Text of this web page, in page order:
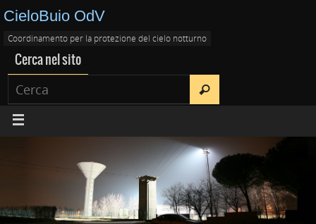
CieloBuio OdV
Coordinamento per la protezione del cielo notturno
Cerca nel sito